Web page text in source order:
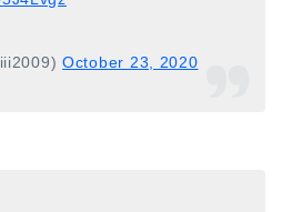
October 23, 2020